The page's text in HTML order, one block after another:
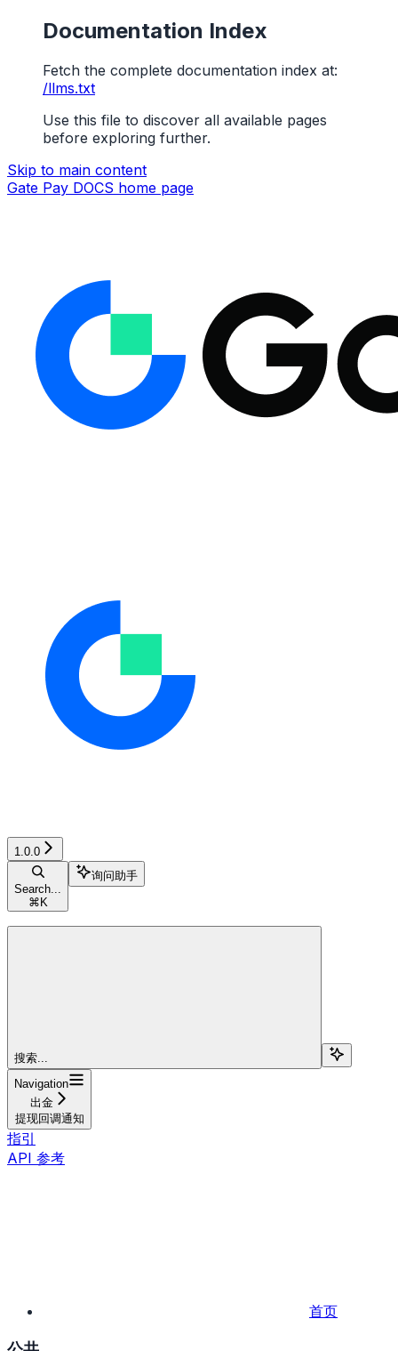
Documentation Index
Fetch the complete documentation index at:
/llms.txt
Use this file to discover all available pages
before exploring further.
Skip to main content
Gate Pay DOCS home page
1.0.0
Search...
⌘ K
询问助手
搜索...
Navigation
出金
提现回调通知
指引
API 参考
首页